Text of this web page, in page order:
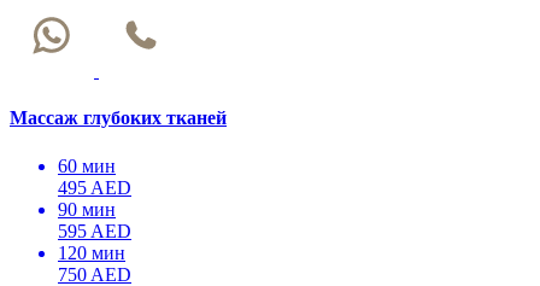
Массаж глубоких тканей
60 мин
495 AED
90 мин
595 AED
120 мин
750 AED